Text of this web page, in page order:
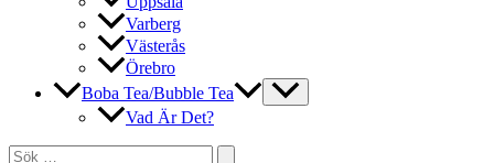
Varberg
Västerås
Örebro
Boba Tea/Bubble Tea
Vad Är Det?
Sök